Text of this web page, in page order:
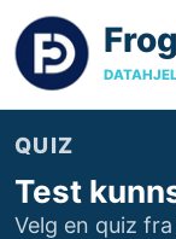
QUIZ
Test
Velg en quiz